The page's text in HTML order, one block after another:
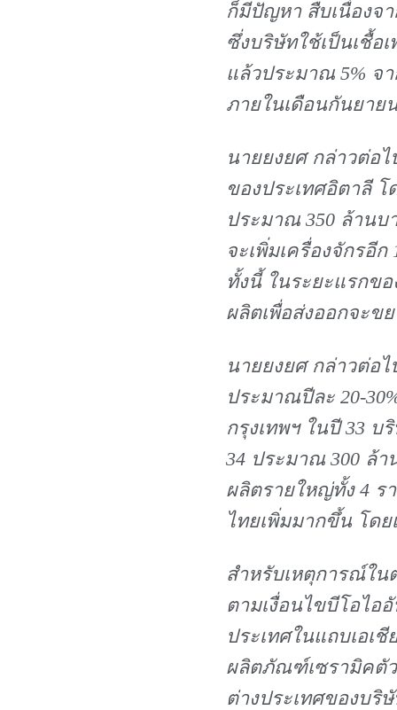
ก็มีปัญหา สืบเนื่องจ
ซึ่งบริษัทใช้เป็นเชื้อ
แล้วประมาณ 5% จ
ภายในเดือนกันยาย
นายยงยศ กล่าวต่อไ
ของประเทศอิตาลี
ประมาณ 350 ล้านบ
จะเพิ่มเครื่องจักรอี
ทั้งนี้ ในระยะแรกข
ผลิตเพื่อส่งออกจะข
นายยงยศ กล่าวต่อ
ประมาณปีละ 20-
กรุงเทพฯ ในปี 33
34 ประมาณ 300 ล้
ผลิตรายใหญ่ทั้ง 4 ร
ไทยเพิ่มมากขึ้น โดย
สำหรับเหตุการณ์ใน
ตามเงื่อนไขบีโอไอ
ประเทศในแถบเอเ
ผลิตภัณฑ์เซรามิคตั
ต่างประเทศของบริ